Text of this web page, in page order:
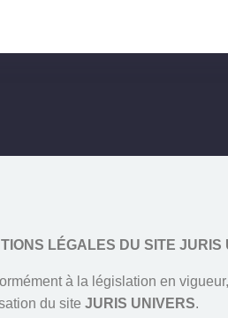
LÉGALES DU SITE JURIS
à la législation en
du site JURIS UNIVERS.